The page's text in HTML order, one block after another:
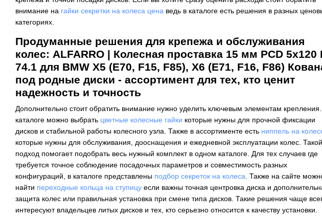
внимание на гайки секретки на колеса цена ведь в каталоге есть решения в разных
категориях.
Продуманные решения для крепежа и обслуживания
колес: ALFARRO | Колесная проставка 15 мм PCD 5x120
74.1 для BMW X5 (E70, F15, F85), X6 (E71, F16, F86)
под родные диски - ассортимент для тех, кто ценит
надежность и точность
Дополнительно стоит обратить внимание нужно уделить ключевым элементам
каталоге можно выбрать цветные колесные гайки которые нужны для прочной фиксации
дисков и стабильной работы колесного узла. Также в ассортименте есть ниппель на
которые нужны для обслуживания, дооснащения и ежедневной эксплуатации колес. Такой
подход помогает подобрать весь нужный комплект в одном каталоге. Для тех случаев где
требуется точное соблюдение посадочных параметров и совместимость разных
конфигураций, в каталоге представлены подбор секреток на колеса . Также на сайте
найти переходные кольца на ступицу если важны точная центровка диска и
защита колес или правильная установка при смене типа дисков. Такие решения чаще
интересуют владельцев литых дисков и тех, кто серьезно относится к качеству установки.